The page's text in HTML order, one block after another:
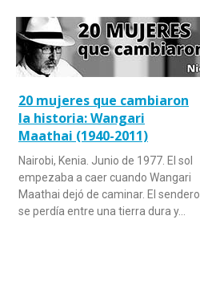
20 mujeres que cambiaron
la historia: Wangari
Maathai (1940-2011)
Nairobi, Kenia. Junio de 1977. El sol
empezaba a caer cuando Wangari
Maathai dejó de caminar. El sendero
se perdía entre una tierra dura y…